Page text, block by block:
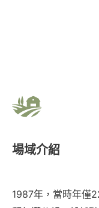
場域介紹
1987年，當時年僅